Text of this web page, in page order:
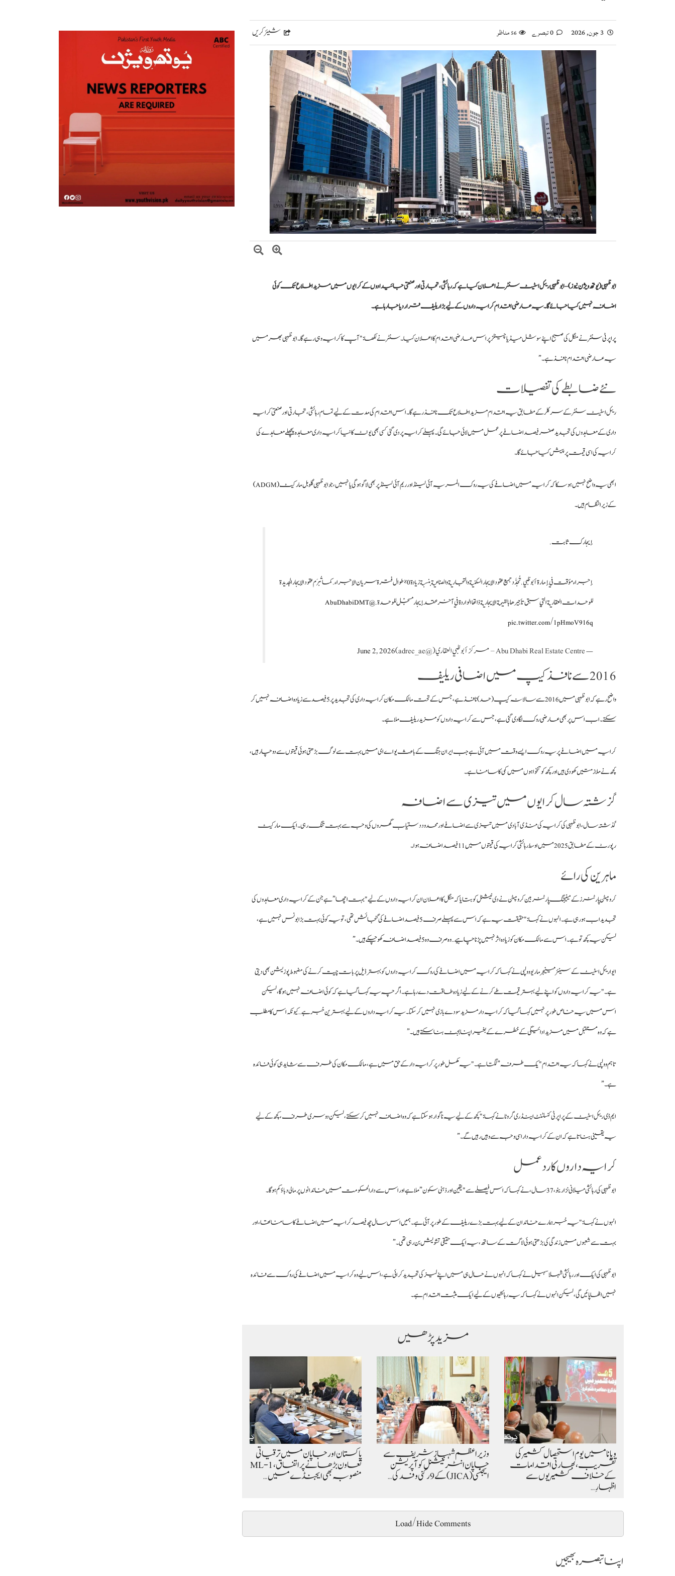
شیئر کریں 3 جون, 2026 56مناظر
ابوظہبی(یوتھ ویژن نیوز)– ابوظہبی ریئل اسٹیٹ سنٹر نے اعلان کیا ہے کہ رہائشی، تجارتی اور صنعتی جائیدادوں کے کرایوں میں مزید اطلاع تک کوئی
اضافہ نہیں کیا جائے گا۔ یہ عارضی اقدام کرایہ داروں کے لیے بڑا ریلیف قرار دیا جا رہا ہے۔
پراپرٹی سنٹرنے منگل کی صبح اپنے سوشل میڈیا چینلز پر اس عارضی اقدام کا اعلان کیا۔ سنٹر نے لکھا: "آپ کا کرایہ وہی رہے گا۔ ابوظہبی بھر میں
یہ عارضی اقدام نافذ ہے۔”
نئے ضابطے کی تفصیلات
ریئل اسٹیٹ سنٹر کے سرکلر کے مطابق یہ اقدام مزید اطلاع تک نافذ رہے گا۔ اس اقدام کی مدت کے لیے تمام رہائشی، تجارتی اور صنعتی کرایہ
داری کے معاہدوں کی تجدید صفر فیصد اضافے پر عمل میں لائی جائے گی۔ پہلے کرایہ پر دی گئی کسی بھی یونٹ کا نیا کرایہ داری معاہدہ پچھلے معاہدے کی
کرایہ کی اسی قیمت پر پیش کیا جائے گا۔
ابھی یہ واضح نہیں ہو سکا کہ کرایہ میں اضافے کی یہ روک المریہ آئی لینڈ اور ریم آئی لینڈ پر بھی لاگو ہوگی یا نہیں، جو ابوظہبی گلوبل مارکیٹ (ADGM)
کے زیر انتظام ہیں۔
إيجارك ثابت.
إجراء مؤقت في إمارة أبوظبي. تُجدَّد جميع عقود الإيجار السكنية والتجارية والصناعية بنسبة زيادة 0% طوال فترة سريان الإجراء. كما تُبرَم عقود الإيجار الجديدة
للوحدات العقارية التي سبق تأجيرها بالقيمة الإيجارية ذاتها الواردة في آخر عقد إيجار مسجّل للوحدة.@AbuDhabiDMT
pic.twitter.com/1pHmoV916q
— Abu Dhabi Real Estate Centre – مركز أبوظبي العقاري (@adrec_ae) June 2, 2026
2016 سے نافذ کیپ میں اضافی ریلیف
واضح رہے کہ ابوظہبی میں 2016 سے سالانہ کیپ (حد) نافذ ہے، جس کے تحت مالک مکان کرایہ داری کی تجدید پر 5 فیصد سے زیادہ اضافہ نہیں کر
سکتے۔ اب اس پر بھی عارضی روک لگا دی گئی ہے، جس سے کرایہ داروں کو مزید ریلیف ملا ہے۔
کرایہ میں اضافے پر یہ روک ایسے وقت میں آئی ہے جب ایران جنگ کے باعث یو اے ای میں بہت سے لوگ بڑھتی ہوئی قیمتوں سے دوچار ہیں،
کچھ نے ملازمتیں کھو دی ہیں اور کچھ کو تنخواہوں میں کمی کا سامنا ہے۔
گزشتہ سال کرایوں میں تیزی سے اضافہ
گذشتہ سال، ابوظہبی کی کرایہ کی منڈی آبادی میں تیزی سے اضافے اور محدود دستیاب گھروں کی وجہ سے بہت تنگ رہی۔ ایک مارکیٹ
رپورٹ کے مطابق 2025 میں اوسط رہائشی کرایہ کی قیمتوں میں 11 فیصد اضافہ ہوا۔
ماہرین کی رائے
کرومپٹن پارٹنرز کے مینیجنگ پارٹنر بین کرومپٹن نے دی نیشنل کو بتایا کہ منگل کا اعلان ان کرایہ داروں کے لیے "بہت اچھا” ہے جن کے کرایہ داری معاہدوں کی
تجدید اب ہو رہی ہے۔ انہوں نے کہا: "حقیقت یہ ہے کہ اس سے پہلے صرف 5 فیصد اضافے کی گنجائش تھی، تو یہ کوئی بہت بڑا بونس نہیں ہے،
لیکن یہ کچھ تو ہے۔ اس سے مالک مکان کو زیادہ اثر نہیں پڑنا چاہیے… وہ صرف وہ 5 فیصد اضافہ کھو چکے ہیں۔”
ایوا ریئل اسٹیٹ کے سینئر مینیجر ماریو وولپی نے کہا کہ کرایہ میں اضافے کی روک کرایہ داروں کو بہتر ڈیل پر بات چیت کرنے کی مضبوط پوزیشن بھی دیتی
ہے۔ "یہ کرایہ داروں کو اپنے لیے بہتر قیمت طے کرنے کے لیے زیادہ طاقت دے رہا ہے۔ اگرچہ یہ کہا گیا ہے کہ کوئی اضافہ نہیں ہوگا، لیکن
اس میں یہ خاص طور پر نہیں کہا گیا کہ کرایہ دار مزید سودے بازی نہیں کر سکتا۔ یہ کرایہ داروں کے لیے بہترین خبر ہے… کیونکہ اس کا مطلب
ہے کہ وہ مستقبل میں مزید ادائیگی کے خطرے کے بغیر اپنا بجٹ بنا سکتے ہیں۔”
تاہم وولپی نے کہا کہ یہ اقدام "یک طرفہ” لگتا ہے۔ "یہ مکمل طور پر کرایہ دار کے حق میں ہے، مالک مکان کی طرف سے شاید ہی کوئی فائدہ
ہے۔”
ایم ڈی ریئل اسٹیٹ کے پراپرٹی کنسلٹنٹ اینڈری گروٹا نے کہا: "کچھ کے لیے یہ ناگوار ہو سکتا ہے کہ وہ اضافہ نہیں کر سکتے، لیکن دوسری طرف، کچھ کے لیے
یہ یقینی بناتا ہے کہ ان کے کرایہ دار اسی وجہ سے وہیں رہیں گے۔”
کرایہ داروں کا ردعمل
ابوظہبی کی رہائشی میلانی نزارینو، 37 سال، نے کہا کہ اس فیصلے سے "یقین اور ذہنی سکون” ملا ہے اور اس سے دارالحکومت میں خاندانوں پر مالی دباؤ کم ہوگا۔
انہوں نے کہا: "یہ خبر ہمارے خاندان کے لیے بہت بڑے ریلیف کے طور پر آئی ہے۔ ہمیں اس سال چھ فیصد کرایہ میں اضافے کا سامنا تھا، اور
بہت سے شعبوں میں زندگی کی بڑھتی ہوئی لاگت کے ساتھ، یہ ایک حقیقی تشویش بن رہی تھی۔”
ابوظہبی کی ایک اور رہائشی شہلا سہیل نے کہا کہ انہوں نے حال ہی میں اپنے لیز کی تجدید کرائی ہے، اس لیے وہ کرایہ میں اضافے کی روک سے فائدہ
نہیں اٹھا پائیں گی، لیکن انہوں نے کہا کہ یہ رہائشیوں کے لیے ایک مثبت اقدام ہے۔
مزید پڑھیں
پاکستان اور جاپان میں ترقیاتی
تعاون بڑھانے پر اتفاق، ML-1
منصوبہ بھی ایجنڈے میں…
وزیراعظم شہباز شریف سے
جاپان انٹرنیشنل کوآپریشن
ایجنسی (JICA) کے 9 رکنی وفد کی…
ویانا میں یوم استحصال کشمیر کی
تقریب، بھارتی اقدامات
کے خلاف کشمیریوں سے
اظہارِ…
Load/Hide Comments
اپنا تبصرہ بھیجیں